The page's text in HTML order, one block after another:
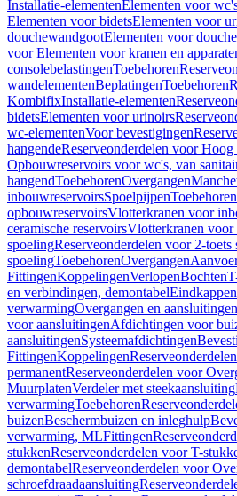
Installatie-elementenElementen voor
Elementen voor bidetsElementen voor
douchewandgootElementen voor
voor Elementen voor kranen en
consolebelastingenToebehoren
wandelementenBeplatingenToebehoren
KombifixInstallatie-elementen
bidetsElementen voor urinoirs
wc-elementenVoor bevestigingen
hangendeReserveonderdelen voor Hoog
Opbouwreservoirs voor wc's, van
hangendToebehorenOvergangen
inbouwreservoirsSpoelpijpenToebehoren
opbouwreservoirsVlotterkranen voor
ceramische reservoirsVlotterkranen voor
spoelingReserveonderdelen voor 2-toets
spoelingToebehorenOvergangen
FittingenKoppelingenVerlopenBochten
en verbindingen, demontabelEindkappen
verwarmingOvergangen en
voor aansluitingenAfdichtingen voor
aansluitingenSysteemafdichtingen
FittingenKoppelingen
permanentReserveonderdelen voor
MuurplatenVerdeler met steekaansluiting
verwarmingToebehoren
buizenBeschermbuizen en inleghulp
verwarming, MLFittingen
stukkenReserveonderdelen voor T-
demontabelReserveonderdelen voor
schroefdraadaansluiting